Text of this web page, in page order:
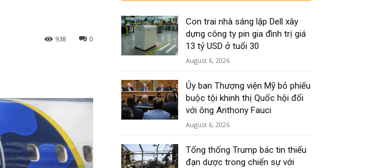
0
938
Con trai nhà sáng lập Dell xây
dựng công ty pin gia đình trị giá
13 tỷ USD ở tuổi 30
August 6, 2026
Ủy ban Thượng viện Mỹ bỏ phiếu
buộc tội khinh thị Quốc hội đối
với ông Anthony Fauci
August 6, 2026
Tổng thống Trump bác tin thiếu
đạn dược trong chiến sự với